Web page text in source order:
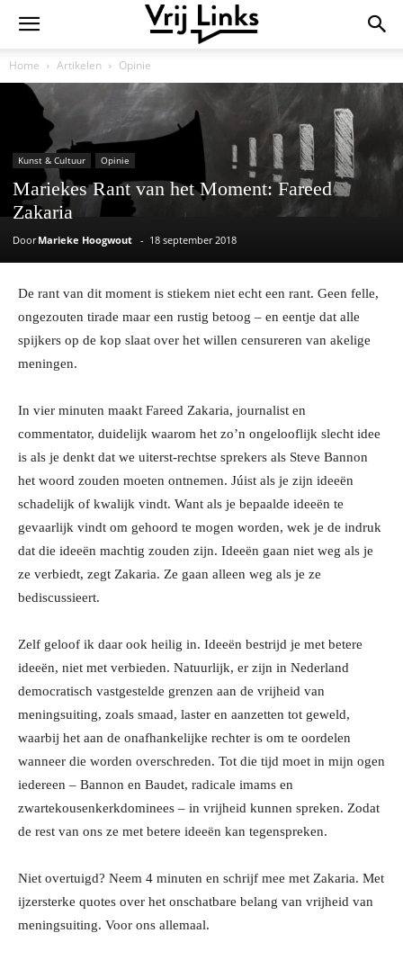
Home Artikelen Opinie
Kunst & Cultuur Opinie
Mariekes Rant van het Moment: Fareed
Zakaria
Door Marieke Hoogwout - 18 september 2018
De rant van dit moment is stiekem niet echt een rant. Geen felle,
ongezouten tirade maar een rustig betoog – en eentje dat alle
spijkers op de kop slaat over het willen censureren van akelige
meningen.
In vier minuten maakt Fareed Zakaria, journalist en
commentator, duidelijk waarom het zo’n ongelooflijk slecht idee
is als je denkt dat we uiterst-rechtse sprekers als Steve Bannon
het woord zouden moeten ontnemen. Júist als je zijn ideeën
schadelijk of kwalijk vindt. Want als je bepaalde ideeën te
gevaarlijk vindt om gehoord te mogen worden, wek je de indruk
dat die ideeën machtig zouden zijn. Ideeën gaan niet weg als je
ze verbiedt, zegt Zakaria. Ze gaan alleen weg als je ze
bediscussieert.
Zelf geloof ik daar ook heilig in. Ideeën bestrijd je met betere
ideeën, niet met verbieden. Natuurlijk, er zijn in Nederland
democratisch vastgestelde grenzen aan de vrijheid van
meningsuiting, zoals smaad, laster en aanzetten tot geweld,
waarbij het aan de onafhankelijke rechter is om te oordelen
wanneer die worden overschreden. Tot die tijd moet in mijn ogen
iedereen – Bannon en Baudet, radicale imams en
zwartekousenkerkdominees – in vrijheid kunnen spreken. Zodat
de rest van ons ze met betere ideeën kan tegenspreken.
Niet overtuigd? Neem 4 minuten en schrijf mee met Zakaria. Met
ijzersterke quotes over het onschatbare belang van vrijheid van
meningsuiting. Voor ons allemaal.